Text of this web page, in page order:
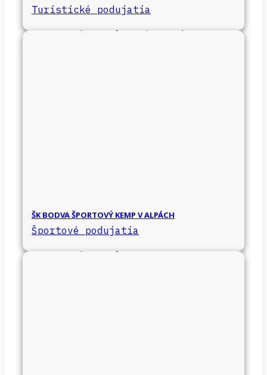
Turistické podujatia
ŠK BODVA ŠPORTOVÝ KEMP V ALPÁCH
Športové podujatia